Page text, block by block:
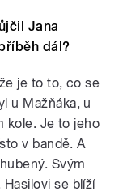
Jana
dál?
je to to, co se
u Mažňáka, u
kole. Je to jeho
v bandě. A
Svým
se blíží